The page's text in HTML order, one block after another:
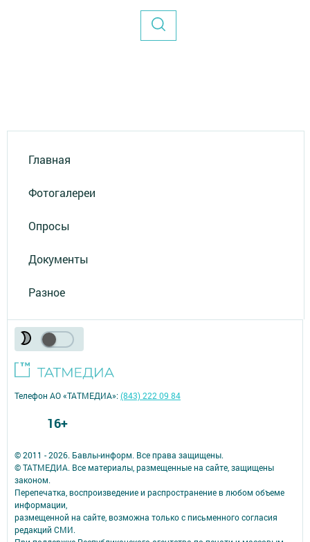
Главная
Фотогалереи
Опросы
Документы
Разное
© 2011 - 2026. Бавлы-информ. Все права защищены.
© ТАТМЕДИА. Все материалы, размещенные на сайте, защищены
законом.
Перепечатка, воспроизведение и распространение в любом объеме
информации,
размещенной на сайте, возможна только с письменного согласия
редакций СМИ.
Телефон АО «ТАТМЕДИА»:(843) 222 09 84
16+